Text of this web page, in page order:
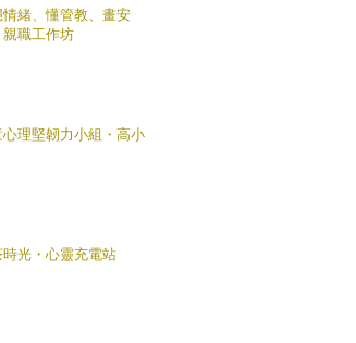
情緒、懂管教、畫安
親職工作坊
心理堅韌力小組・高小
時光・心靈充電站